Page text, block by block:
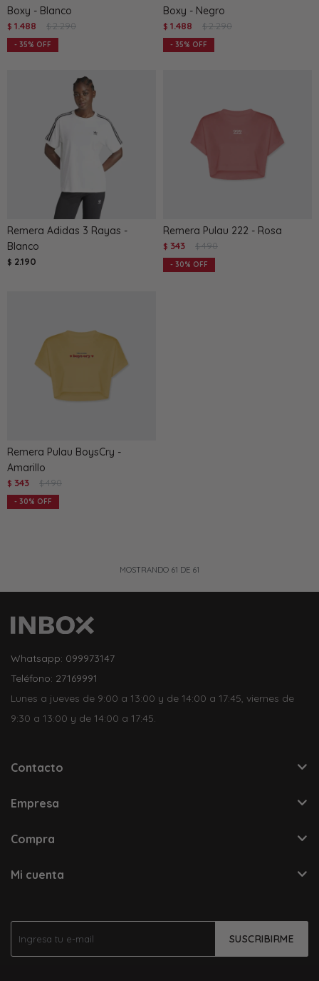
Boxy - Blanco
$ 1.488 $ 2.290
35
Boxy - Negro
$ 1.488 $ 2.290
35
Remera Adidas 3 Rayas -
Blanco
$ 2.190
Remera Pulau 222 - Rosa
$ 343 $ 490
30
Remera Pulau BoysCry -
Amarillo
$ 343 $ 490
30
MOSTRANDO 61 DE 61
SUSCRIBIRME
Whatsapp: 099973147
Teléfono: 27169991
Lunes a jueves de 9:00 a 13:00 y de 14:00 a 17:45, viernes de
9:30 a 13:00 y de 14:00 a 17:45.
Contacto
Empresa
Compra
Mi cuenta